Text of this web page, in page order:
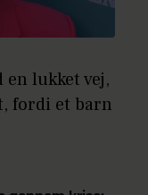
lukket vej,
fordi et barn